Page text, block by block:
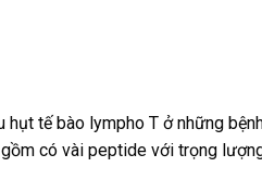
tế bào lympho T ở những
có vài peptide với trọng